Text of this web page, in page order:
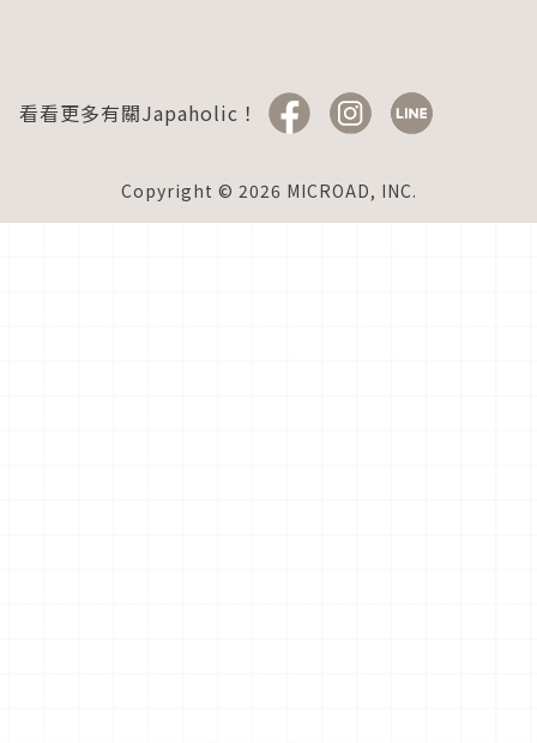
看看更多有關Japaholic！
Copyright © 2026 MICROAD, INC.